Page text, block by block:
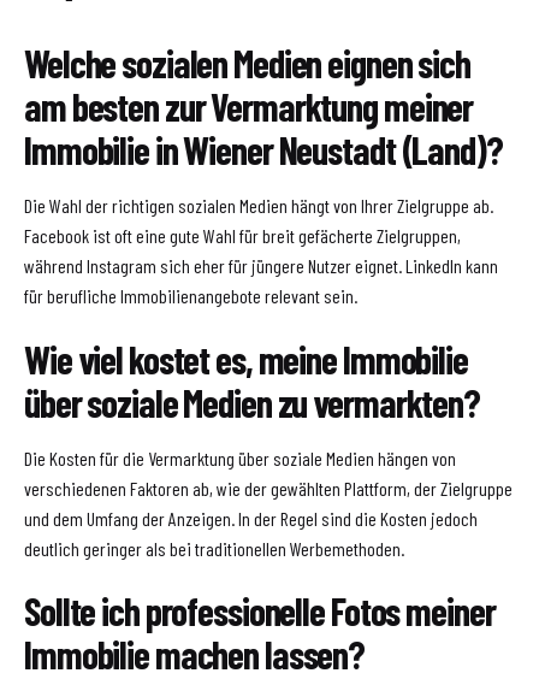
Welche sozialen Medien eignen sich
am besten zur Vermarktung meiner
Immobilie in Wiener Neustadt (Land)?
Die Wahl der richtigen sozialen Medien hängt von Ihrer Zielgruppe ab.
Facebook ist oft eine gute Wahl für breit gefächerte Zielgruppen,
während Instagram sich eher für jüngere Nutzer eignet. LinkedIn kann
für berufliche Immobilienangebote relevant sein.
Wie viel kostet es, meine Immobilie
über soziale Medien zu vermarkten?
Die Kosten für die Vermarktung über soziale Medien hängen von
verschiedenen Faktoren ab, wie der gewählten Plattform, der Zielgruppe
und dem Umfang der Anzeigen. In der Regel sind die Kosten jedoch
deutlich geringer als bei traditionellen Werbemethoden.
Sollte ich professionelle Fotos meiner
Immobilie machen lassen?